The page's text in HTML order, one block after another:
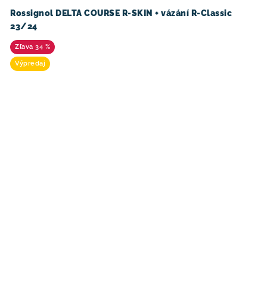
Rossignol DELTA COURSE R-SKIN + vázání R-Classic
23/24
34 %
Výpredaj